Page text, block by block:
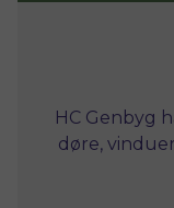
HC Genbyg
døre,